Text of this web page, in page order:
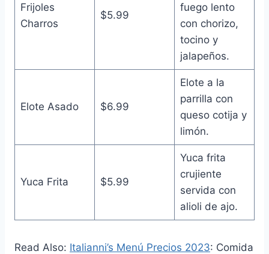
Frijoles
Charros
$5.99
fuego lento
con chorizo,
tocino y
jalapeños.
Elote Asado $6.99
Elote a la
parrilla con
queso cotija y
limón.
Yuca Frita $5.99
Yuca frita
crujiente
servida con
alioli de ajo.
Read Also: Italianni’s Menú Precios 2023: Comida